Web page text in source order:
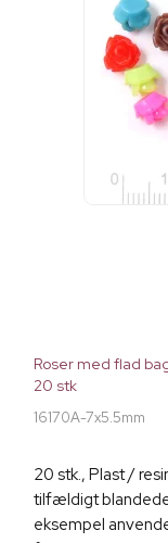
Roser med flad
20 stk
16170A-7x5.5mm
20 stk., Plast /
tilfældigt
eksempel